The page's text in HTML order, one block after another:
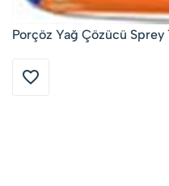
Porçöz Yağ Çözücü